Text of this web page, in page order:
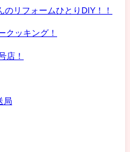
リフォームひとりDIY！！
クッキング！
店！
局